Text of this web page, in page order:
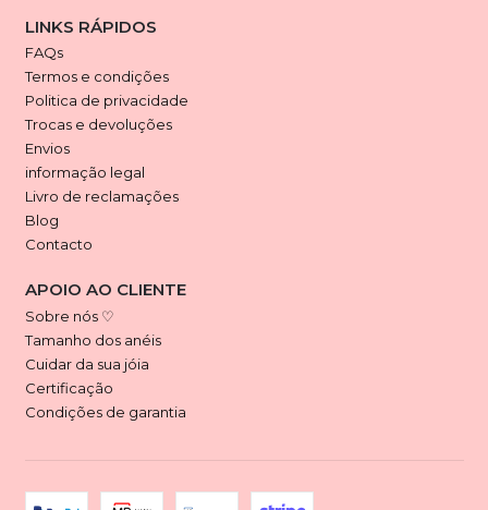
LINKS RÁPIDOS
FAQs
Termos e condições
Politica de privacidade
Trocas e devoluções
Envios
informação legal
Livro de reclamações
Blog
Contacto
APOIO AO CLIENTE
Sobre nós ♡
Tamanho dos anéis
Cuidar da sua jóia
Certificação
Condições de garantia